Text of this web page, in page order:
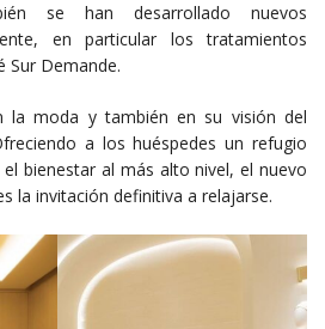
se han desarrollado nuevos
en particular los tratamientos
Sur Demande.
la moda y también en su visión del
a los huéspedes un refugio
bienestar al más alto nivel, el nuevo
la invitación definitiva a relajarse.